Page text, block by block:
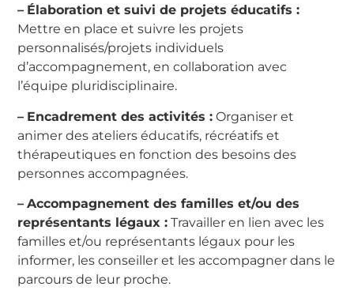
– Élaboration et suivi de projets éducatifs :
Mettre en place et suivre les projets
personnalisés/projets individuels
d’accompagnement, en collaboration avec
l’équipe pluridisciplinaire.
– Encadrement des activités : Organiser et
animer des ateliers éducatifs, récréatifs et
thérapeutiques en fonction des besoins des
personnes accompagnées.
– Accompagnement des familles et/ou des
représentants légaux : Travailler en lien avec les
familles et/ou représentants légaux pour les
informer, les conseiller et les accompagner dans le
parcours de leur proche.